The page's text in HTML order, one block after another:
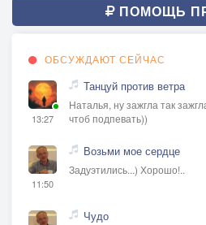
ПОМОЩЬ
ОБСУЖДАЮТ СЕЙЧАС
13:27
Танцуй против ветра
Наталья, ну зажгла так
чтоб подпевать))
11:50
Возьми мое сердце
Задуэтились...) Хорошо!..
Чудо